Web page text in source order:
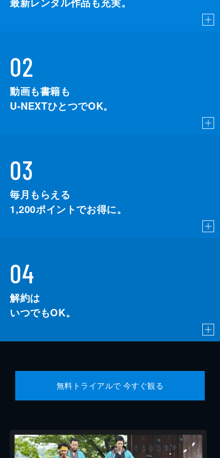
02
動画も書籍も
U-NEXTひとつでOK。
03
毎月もらえる
1,200ポイントでお得に。
04
解約は
いつでもOK。
無料トライアルで 今すぐ観る